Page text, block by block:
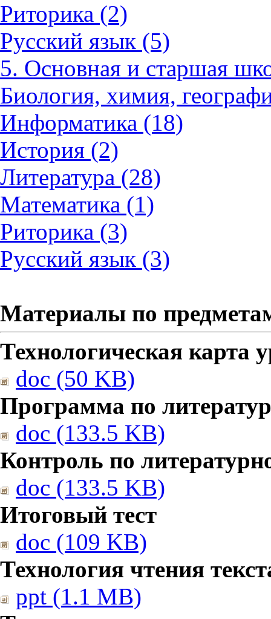
Риторика (2)
Русский язык (5)
5. Основная и старшая
Биология, химия,
Информатика (18)
История (2)
Литература (28)
Математика (1)
Риторика (3)
Русский язык (3)
Материалы по
Технологическая карта
doc (50 KB)
Программа по
doc (133.5 KB)
Контроль по
doc (133.5 KB)
Итоговый тест
doc (109 KB)
Технология чтения
ppt (1.1 MB)